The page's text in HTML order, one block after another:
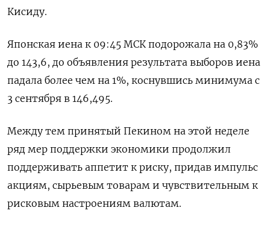
Кисиду.
Японская иена к 09:45 МСК подорожала на 0,83%​
до 143,6, до объявления результата выборов иена
падала более чем на 1%, коснувшись минимума с
3 сентября в 146,495.
Между тем принятый Пекином на этой неделе
ряд мер поддержки экономики продолжил
поддерживать аппетит к риску, придав импульс
акциям, сырьевым товарам и чувствительным к
рисковым настроениям валютам.